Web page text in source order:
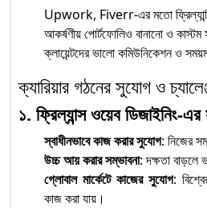
Upwork, Fiverr-এর মতো
আকর্ষণীয় পোর্টফোলিও বানানো ও
ক্লায়েন্টদের ভালো কমিউনিকেশন ও
ক্যারিয়ার গঠনের সুযোগ ও
১. ফ্রিল্যান্স ওয়েব ডিজাইনিং-এর
স্বাধীনভাবে কাজ করার সুযোগ: নিজের
উচ্চ আয় করার সম্ভাবনা: দক্ষতা বাড়লে
গ্লোবাল মার্কেটে কাজের সুযোগ:
কাজ করা যায়।